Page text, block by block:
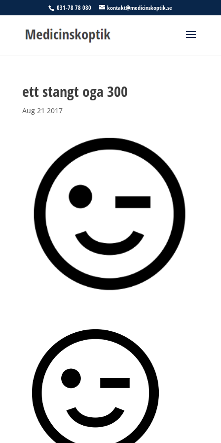
031-78 78 080 kontakt@medicinskoptik.se
ett stangt oga 300
Aug 21 2017